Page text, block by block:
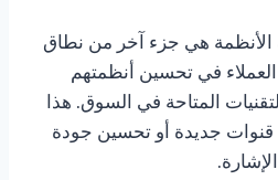
الأنظمة هي جزء آخر من نطاق
في تحسين أنظمتهم
المتاحة في السوق. هذا
جديدة أو تحسين جودة
الإشارة.